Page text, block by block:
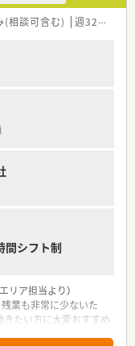
(相談可含む) 週32h以上
間シフト制
リア担当より）
業も非常に少ないた
きたい方に大変おすすめ